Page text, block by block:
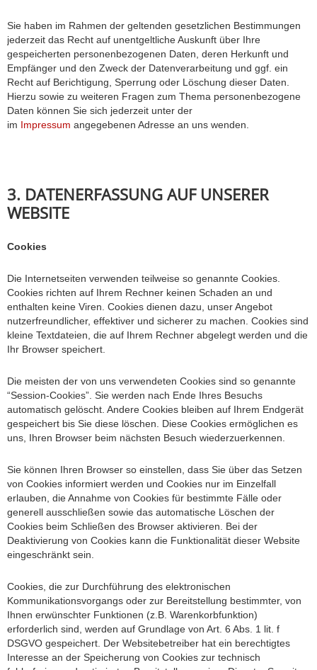
Sie haben im Rahmen der geltenden gesetzlichen Bestimmungen
jederzeit das Recht auf unentgeltliche Auskunft über Ihre
gespeicherten personenbezogenen Daten, deren Herkunft und
Empfänger und den Zweck der Datenverarbeitung und ggf. ein
Recht auf Berichtigung, Sperrung oder Löschung dieser Daten.
Hierzu sowie zu weiteren Fragen zum Thema personenbezogene
Daten können Sie sich jederzeit unter der
im Impressum angegebenen Adresse an uns wenden.
3. DATENERFASSUNG AUF UNSERER
WEBSITE
Cookies
Die Internetseiten verwenden teilweise so genannte Cookies.
Cookies richten auf Ihrem Rechner keinen Schaden an und
enthalten keine Viren. Cookies dienen dazu, unser Angebot
nutzerfreundlicher, effektiver und sicherer zu machen. Cookies sind
kleine Textdateien, die auf Ihrem Rechner abgelegt werden und die
Ihr Browser speichert.
Die meisten der von uns verwendeten Cookies sind so genannte
“Session-Cookies”. Sie werden nach Ende Ihres Besuchs
automatisch gelöscht. Andere Cookies bleiben auf Ihrem Endgerät
gespeichert bis Sie diese löschen. Diese Cookies ermöglichen es
uns, Ihren Browser beim nächsten Besuch wiederzuerkennen.
Sie können Ihren Browser so einstellen, dass Sie über das Setzen
von Cookies informiert werden und Cookies nur im Einzelfall
erlauben, die Annahme von Cookies für bestimmte Fälle oder
generell ausschließen sowie das automatische Löschen der
Cookies beim Schließen des Browser aktivieren. Bei der
Deaktivierung von Cookies kann die Funktionalität dieser Website
eingeschränkt sein.
Cookies, die zur Durchführung des elektronischen
Kommunikationsvorgangs oder zur Bereitstellung bestimmter, von
Ihnen erwünschter Funktionen (z.B. Warenkorbfunktion)
erforderlich sind, werden auf Grundlage von Art. 6 Abs. 1 lit. f
DSGVO gespeichert. Der Websitebetreiber hat ein berechtigtes
Interesse an der Speicherung von Cookies zur technisch